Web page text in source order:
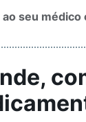
seu